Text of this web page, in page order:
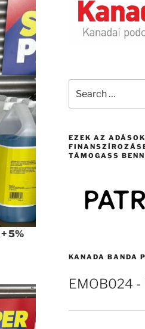
+ 5%
for:
EZEK AZ
TÁMOGASS
KANADA BANDA
EMOB024 -